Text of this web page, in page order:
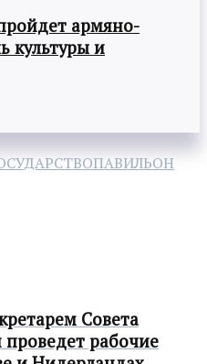
армяно-
культуры и
ПАВИЛЬОН
Совета
рабочие